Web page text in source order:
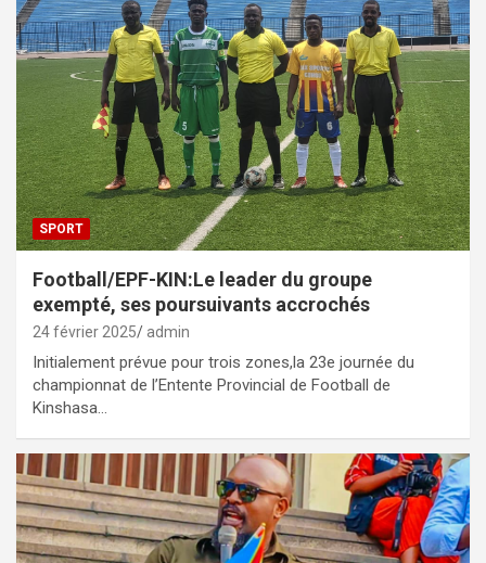
SPORT
Football/EPF-KIN:Le leader du groupe
exempté, ses poursuivants accrochés
24 février 2025 admin
Initialement prévue pour trois zones,la 23e journée du
championnat de l’Entente Provincial de Football de
Kinshasa…